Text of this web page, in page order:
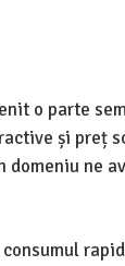
o parte
și preț
ne